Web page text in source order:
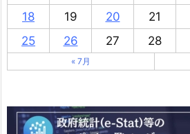
18
19 20 21
25
26 27 28
« 7月